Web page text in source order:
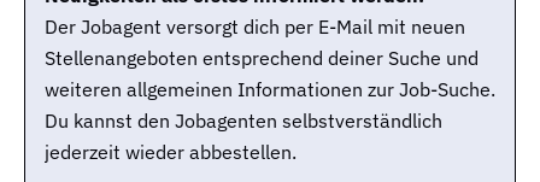
Der Jobagent versorgt dich per E-Mail mit neuen
Stellenangeboten entsprechend deiner Suche und
weiteren allgemeinen Informationen zur Job-Suche.
Du kannst den Jobagenten selbstverständlich
jederzeit wieder abbestellen.